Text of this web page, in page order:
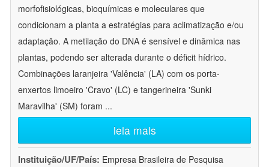
morfofisiológicas, bioquímicas e moleculares que
condicionam a planta a estratégias para aclimatização e/ou
adaptação. A metilação do DNA é sensível e dinâmica nas
plantas, podendo ser alterada durante o déficit hídrico.
Combinações laranjeira 'Valência' (LA) com os porta-
enxertos limoeiro 'Cravo' (LC) e tangerineira 'Sunki
Maravilha' (SM) foram ...
leia mais
Instituição/UF/País: Empresa Brasileira de Pesquisa